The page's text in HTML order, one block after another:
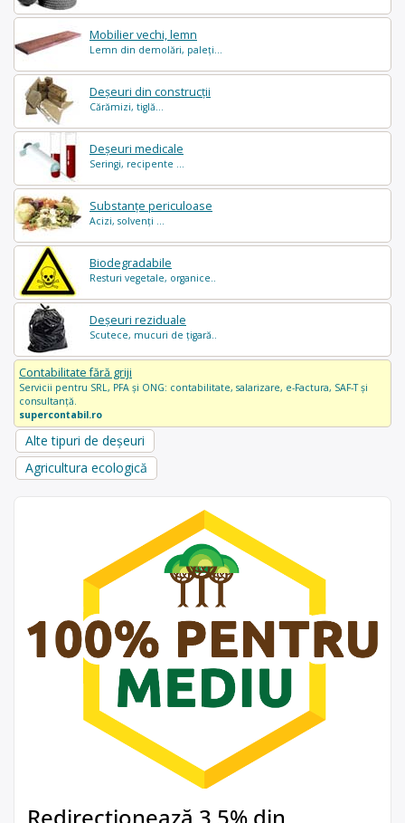
Mobilier vechi, lemn
Lemn din demolări, paleți...
Deșeuri din construcții
Cărămizi, tiglă...
Deșeuri medicale
Seringi, recipente ...
Substanțe periculoase
Acizi, solvenți ...
Biodegradabile
Resturi vegetale, organice..
Deșeuri reziduale
Scutece, mucuri de țigară..
Contabilitate fără griji
Servicii pentru SRL, PFA și ONG: contabilitate, salarizare, e-Factura, SAF-T și
consultanță.
supercontabil.ro
Alte tipuri de deșeuri
Agricultura ecologică